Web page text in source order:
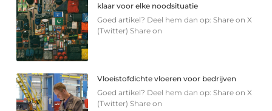
klaar voor elke noodsituatie
Goed artikel? Deel hem dan op: Share on X
(Twitter) Share on
Vloeistofdichte vloeren voor bedrijven
Goed artikel? Deel hem dan op: Share on X
(Twitter) Share on